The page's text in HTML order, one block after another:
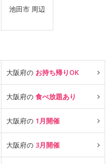
池田市 周辺
大阪府の お持ち帰りOK
大阪府の 食べ放題あり
大阪府の 1月開催
大阪府の 3月開催